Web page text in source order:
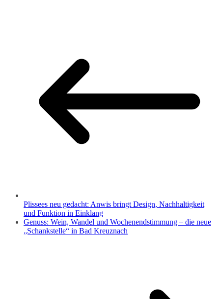
Plissees neu gedacht: Anwis bringt Design, Nachhaltigkeit
und Funktion in Einklang
Genuss: Wein, Wandel und Wochenendstimmung – die neue
„Schankstelle“ in Bad Kreuznach